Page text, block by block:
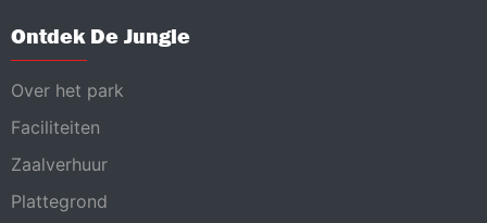
Ontdek De Jungle
Over het park
Faciliteiten
Zaalverhuur
Plattegrond